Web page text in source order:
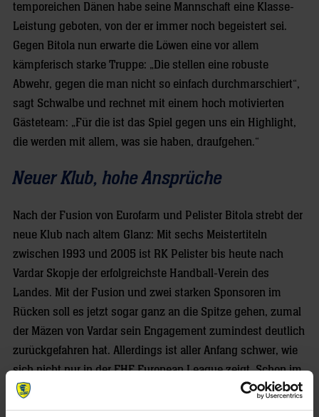
temporeichen Dänen habe seine Mannschaft eine Klasse-
Leistung geboten, von der er immer noch begeistert sei.
Gegen Bitola nun erwarte die Löwen eine vor allem
kämpferisch starke Truppe: „Die stellen eine robuste
Abwehr, gegen die man nicht so einfach durchmarschiert“,
sagt Schwalbe und rechnet mit einem hoch motivierten
Gästeteam: „Für die ist das Spiel gegen uns ein Highlight,
die werden mit allem, was sie haben, draufgehen.“
Neuer Klub, hohe Ansprüche
Nach der Fusion von Eurofarm und Pelister Bitola strebt der
neue Klub nach altem Glanz: Mit sechs Meistertiteln
zwischen 1993 und 2005 ist RK Pelister bis heute nach
Vardar Skopje der erfolgreichste Handball-Verein des
Landes. Mit der Fusion und zwei starken Sponsoren im
Rücken soll es jetzt sogar ganz an die Spitze gehen, zumal
der Mäzen von Vardar sein Engagement zumindest deutlich
zurückgefahren hat. Allerdings ist aller Anfang schwer, wie
sich nicht nur in der EHF European League zeigt. Schon im
ersten Jahr SEHA-Liga mussten die Nordmazedonier viel
Lehrgeld zahlen und sich in ihrer Gruppe deutlich hinter